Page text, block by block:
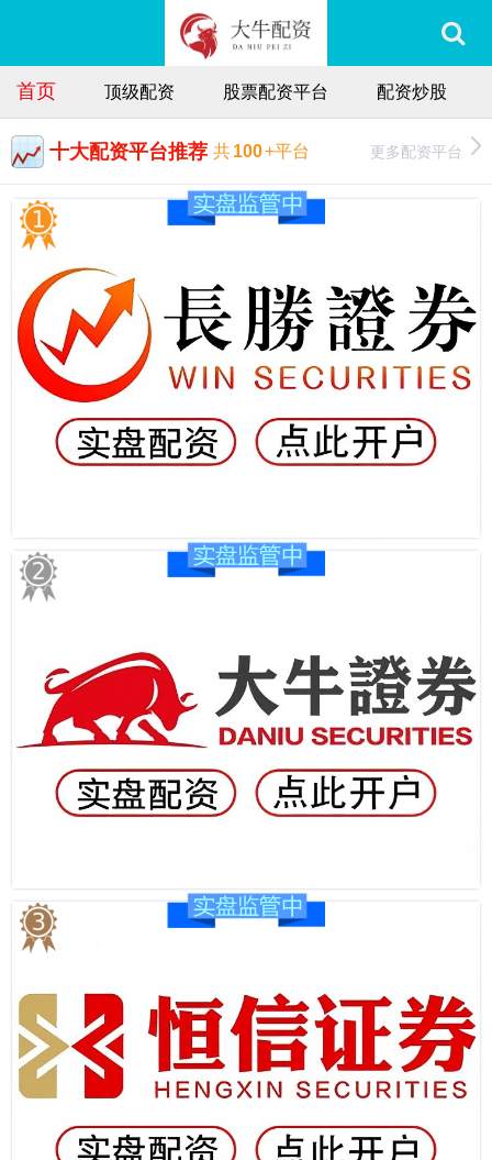
首页 顶级配资 股票配资平台 配资炒股
十大配资平台推荐 共100+平台 更多配资平台